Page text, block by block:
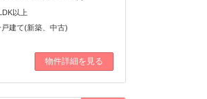
以上
戸建て(新築、中古)
物件詳細を見る